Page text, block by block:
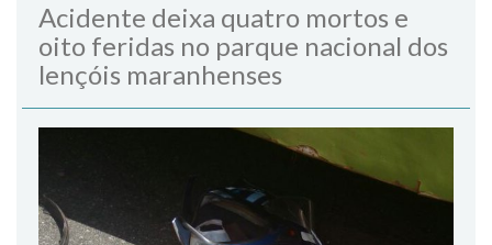
Acidente deixa quatro mortos e
oito feridas no parque nacional dos
lençóis maranhenses